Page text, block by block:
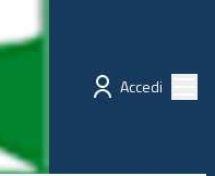
Accedi